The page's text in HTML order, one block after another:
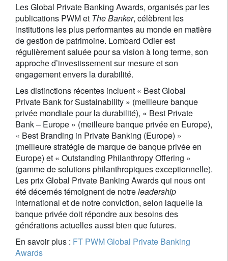
Les Global Private Banking Awards, organisés par les
publications PWM et The Banker, célèbrent les
institutions les plus performantes au monde en matière
de gestion de patrimoine. Lombard Odier est
régulièrement saluée pour sa vision à long terme, son
approche d’investissement sur mesure et son
engagement envers la durabilité.
Les distinctions récentes incluent « Best Global
Private Bank for Sustainability » (meilleure banque
privée mondiale pour la durabilité), « Best Private
Bank – Europe » (meilleure banque privée en Europe),
« Best Branding in Private Banking (Europe) »
(meilleure stratégie de marque de banque privée en
Europe) et « Outstanding Philanthropy Offering »
(gamme de solutions philanthropiques exceptionnelle).
Les prix Global Private Banking Awards qui nous ont
été décernés témoignent de notreleadership
international et de notre conviction, selon laquelle la
banque privée doit répondre aux besoins des
générations actuelles aussi bien que futures.
En savoir plus : FT PWM Global Private Banking
Awards